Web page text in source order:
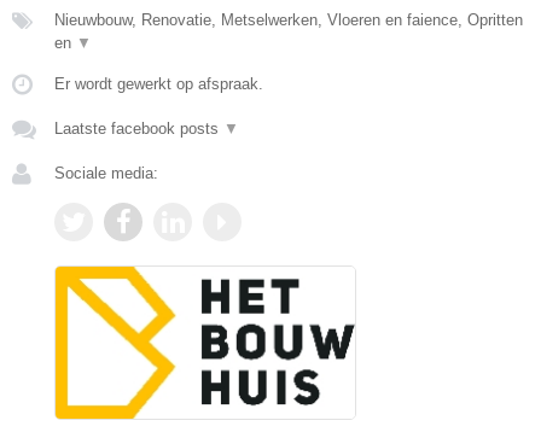
Nieuwbouw, Renovatie, Metselwerken, Vloeren en faience, Opritten
en ▼
Er wordt gewerkt op afspraak.
Laatste facebook posts ▼
Sociale media: